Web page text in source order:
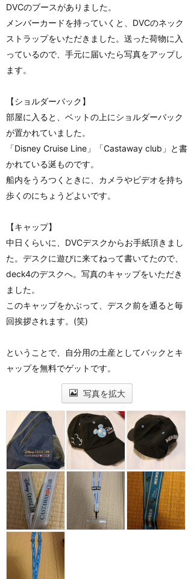
DVCのブースがありました。
メンバーカードを持っていくと、DVCのネック
ストラップをいただきました。送った荷物に入
っているので、手元に届いたら写真をアップし
ます。
【ショルダーバック】
部屋に入ると、ベットの上にショルダーバック
が置かれていました。
「Disney Cruise Line」「Castaway club」と書
かれている涎ものです。
船内をうろつくときに、カメラやビデオを持ち
歩くのにちょうどよいです。
【キャップ】
中日くらいに、DVCデスクからお手紙頂きまし
た。デスクに遊びに来てねって書いてたので、
deck4のデスクへ。写真のキャップをいただき
ました。
このキャップをかぶって、デスク前を通ると毎
回挨拶されます。(笑)
ということで、自分用の土産としてバックとキ
ャップを無料でゲットです。
写真を拡大